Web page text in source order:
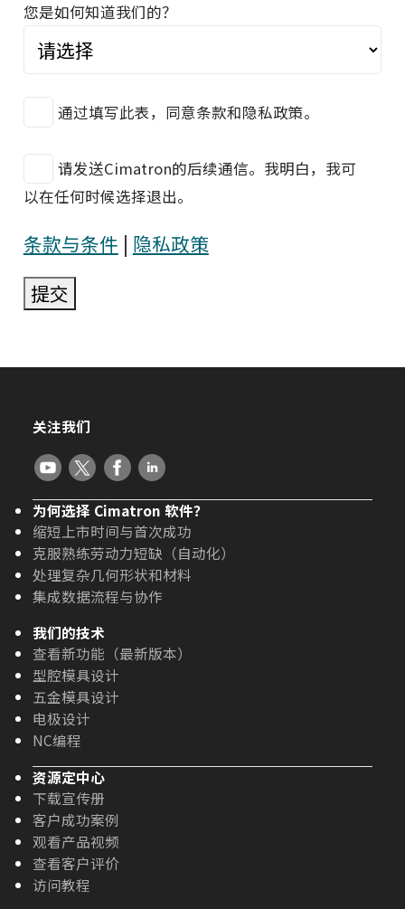
您是如何知道我们的？
通过填写此表，同意条款和隐私政策。
请发送Cimatron的后续通信。我明白，我可
以在任何时候选择退出。
条款与条件 | 隐私政策
提交
关注我们
为何选择 Cimatron 软件？
缩短上市时间与首次成功
克服熟练劳动力短缺（自动化）
处理复杂几何形状和材料
集成数据流程与协作
我们的技术
查看新功能（最新版本）
型腔模具设计
五金模具设计
电极设计
NC编程
资源定中心
下载宣传册
客户成功案例
观看产品视频
查看客户评价
访问教程